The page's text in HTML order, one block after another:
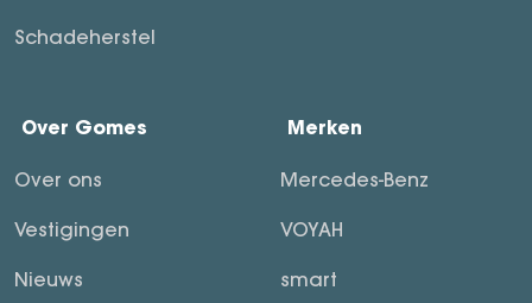
Schadeherstel
Over Gomes
Over ons
Vestigingen
Nieuws
Merken
Mercedes-Benz
VOYAH
smart